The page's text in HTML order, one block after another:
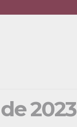
2023